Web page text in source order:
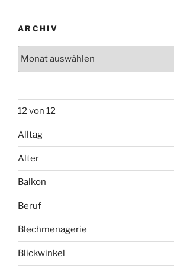
ARCHIV
12 von 12
Alltag
Alter
Balkon
Beruf
Blechmenagerie
Blickwinkel